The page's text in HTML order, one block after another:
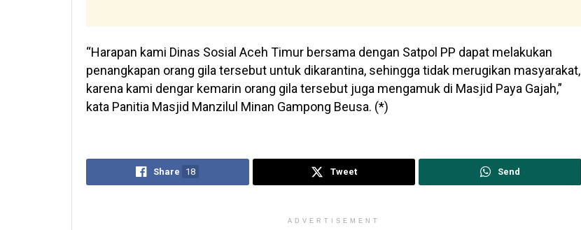
“Harapan kami Dinas Sosial Aceh Timur bersama dengan Satpol PP dapat melakukan
penangkapan orang gila tersebut untuk dikarantina, sehingga tidak merugikan masyarakat,
karena kami dengar kemarin orang gila tersebut juga mengamuk di Masjid Paya Gajah,”
kata Panitia Masjid Manzilul Minan Gampong Beusa. (*)
Share 18 Tweet Send
ADVERTISEMENT